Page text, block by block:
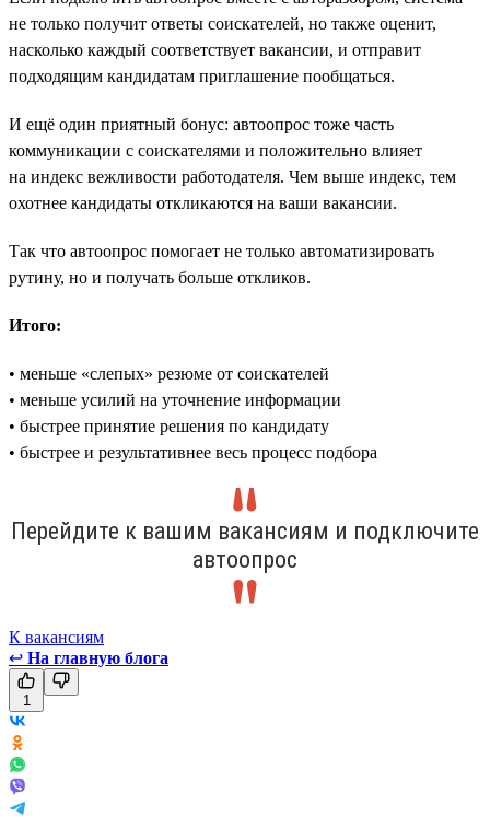
не только получит ответы соискателей, но также оценит,
насколько каждый соответствует вакансии, и отправит
подходящим кандидатам приглашение пообщаться.
И ещё один приятный бонус: автоопрос тоже часть
коммуникации с соискателями и положительно влияет
на индекс вежливости работодателя. Чем выше индекс, тем
охотнее кандидаты откликаются на ваши вакансии.
Так что автоопрос помогает не только автоматизировать
рутину, но и получать больше откликов.
Итого:
• меньше «слепых» резюме от соискателей
• меньше усилий на уточнение информации
• быстрее принятие решения по кандидату
• быстрее и результативнее весь процесс подбора
Перейдите к вашим вакансиям и подключите
автоопрос
К вакансиям
↩ На главную блога
1